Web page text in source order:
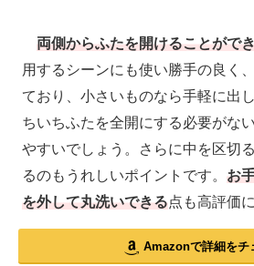
両側からふたを開けることがで
用するシーンにも使い勝手の良く
ており、小さいものなら手軽に出
ちいちふたを全開にする必要がな
やすいでしょう。さらに中を区切
るのもうれしいポイントです。 お
を外して丸洗いできる点も高評価
Amazonで詳細をチ